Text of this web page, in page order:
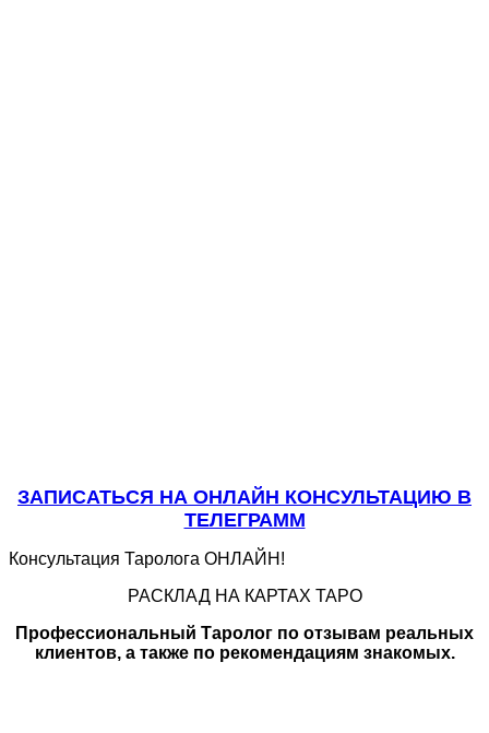
ЗАПИСАТЬСЯ НА ОНЛАЙН КОНСУЛЬТАЦИЮ В
ТЕЛЕГРАММ
Консультация Таролога ОНЛАЙН!
РАСКЛАД НА КАРТАХ ТАРО
Профессиональный Таролог по отзывам реальных
клиентов, а также по рекомендациям знакомых.